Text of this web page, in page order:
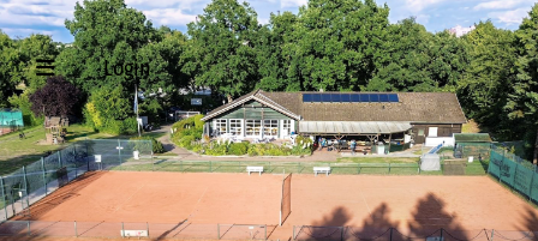
Login